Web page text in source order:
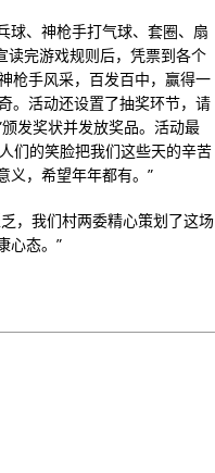
球、神枪手打气球、套圈、扇
读完游戏规则后，凭票到各个
枪手风采，百发百中，赢得一
。活动还设置了抽奖环节，请
发奖状并发放奖品。活动最
们的笑脸把我们这些天的辛苦
义，希望年年都有。”
，我们村两委精心策划了这场
心态。”